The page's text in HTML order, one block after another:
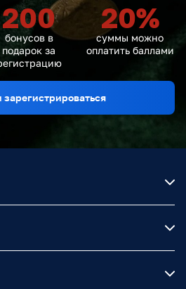
200
бонусов в
подарок за
20%
суммы можно
оплатить баллами
зарегистрироваться